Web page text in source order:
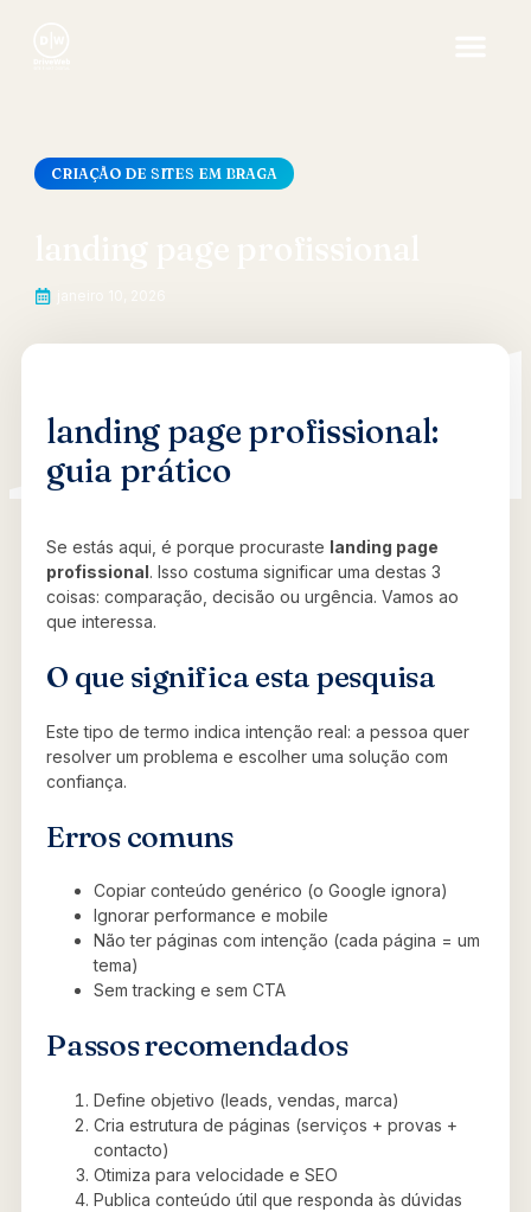
CRIAÇÃO DE SITES EM BRAGA
landing page profissional:
guia prático
Se estás aqui, é porque procuraste landing page
profissional . Isso costuma significar uma destas 3
coisas: comparação, decisão ou urgência. Vamos ao
que interessa.
O que significa esta pesquisa
Este tipo de termo indica intenção real: a pessoa quer
resolver um problema e escolher uma solução com
confiança.
Erros comuns
Copiar conteúdo genérico (o Google ignora)
Ignorar performance e mobile
Não ter páginas com intenção (cada página = um
tema)
Sem tracking e sem CTA
Passos recomendados
Define objetivo (leads, vendas, marca)
Cria estrutura de páginas (serviços + provas +
contacto)
Otimiza para velocidade e SEO
Publica conteúdo útil que responda às dúvidas